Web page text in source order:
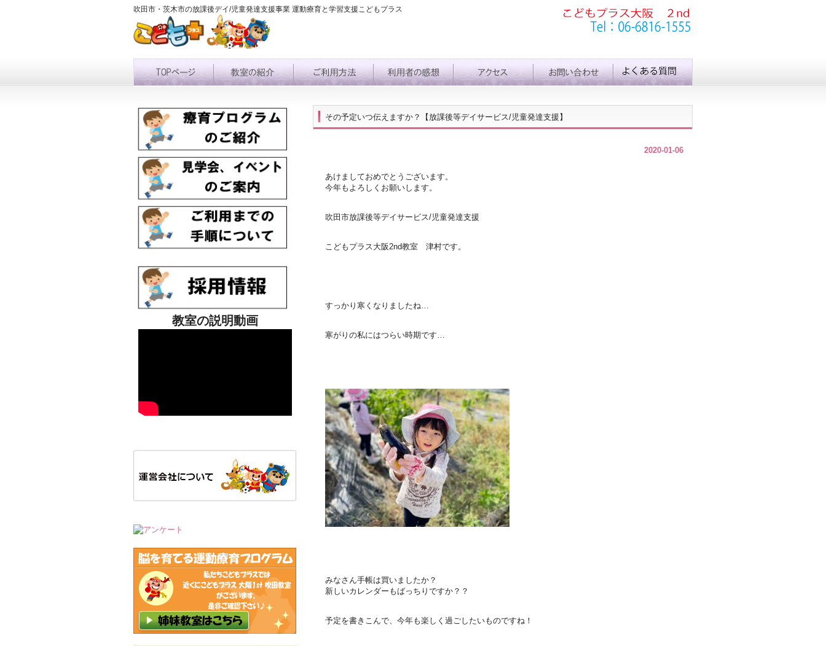
吹田市・茨木市の放課後デイ/児童発達支援事業 運動療育と学習支援こどもプラス
その予定いつ伝えますか？【放課後等デイサービス/児童発達支援】
2020-01-06
あけましておめでとうございます。
今年もよろしくお願いします。
吹田市放課後等デイサービス/児童発達支援
こどもプラス大阪2nd教室 津村です。
すっかり寒くなりましたね…
寒がりの私にはつらい時期です…
みなさん手帳は買いましたか？
新しいカレンダーもばっちりですか？？
予定を書きこんで、今年も楽しく過ごしたいものですね！
教室の説明動画